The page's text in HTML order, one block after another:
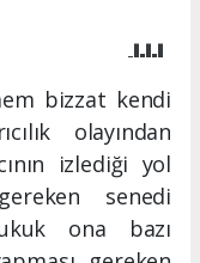
bizzat kendi
olayından
izlediği yol
senedi
ona bazı